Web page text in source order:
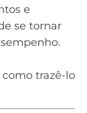
e
se tornar
trazê-lo